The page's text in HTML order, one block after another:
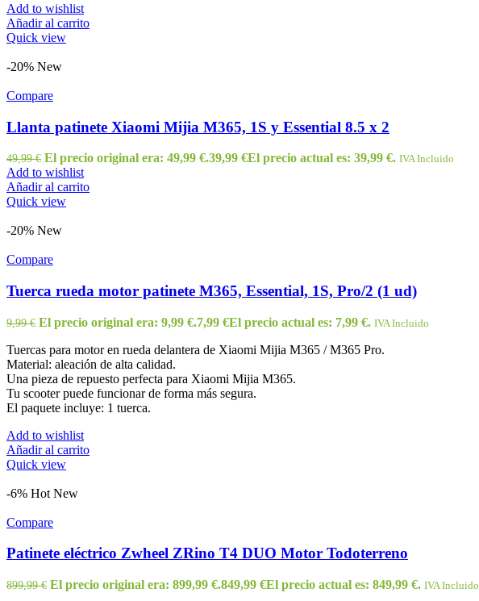
Add to wishlist
Añadir al carrito
Quick view
-20% New
Compare
Llanta patinete Xiaomi Mijia M365, 1S y Essential 8.5 x 2
49,99€ El precio original era: 49,99 €.39,99 €El precio actual es: 39,99 €. IVA Incluido
Add to wishlist
Añadir al carrito
Quick view
-20% New
Compare
Tuerca rueda motor patinete M365, Essential, 1S, Pro/2 (1 ud)
9,99€ El precio original era: 9,99 €.7,99 €El precio actual es: 7,99 €. IVA Incluido
Tuercas para motor en rueda delantera de Xiaomi Mijia M365 / M365 Pro.
Material: aleación de alta calidad.
Una pieza de repuesto perfecta para Xiaomi Mijia M365.
Tu scooter puede funcionar de forma más segura.
El paquete incluye: 1 tuerca.
Add to wishlist
Añadir al carrito
Quick view
-6% Hot New
Compare
Patinete eléctrico Zwheel ZRino T4 DUO Motor Todoterreno
899,99€ El precio original era: 899,99 €.849,99 €El precio actual es: 849,99 €. IVA Incluido